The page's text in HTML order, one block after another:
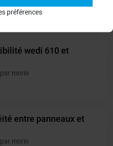
Josselin
wedi 610 et
morin
entre panneaux et
morin
préférences